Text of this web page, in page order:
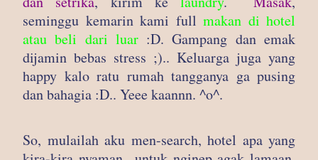
seminggu kemarin kami full makan di hotel
atau beli dari luar:D. Gampang dan emak
dijamin bebas stress ;).. Keluarga juga yang
happy kalo ratu rumah tangganya ga pusing
dan bahagia :D.. Yeee kaannn. ^o^.
So, mulailah aku men-search, hotel apa yang